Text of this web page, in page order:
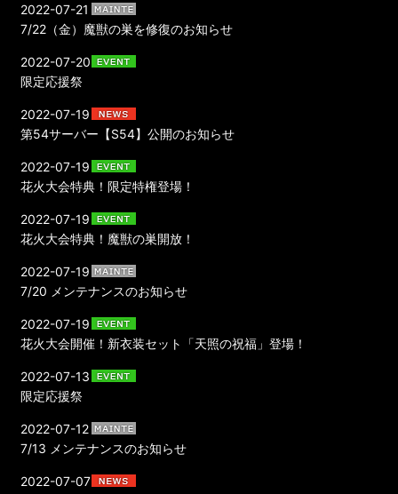
7/22（金）魔獣の巣を修復のお知らせ
2022-07-21
限定応援祭
2022-07-20
第54サーバー【S54】公開のお知らせ
2022-07-19
花火大会特典！限定特権登場！
2022-07-19
花火大会特典！魔獣の巣開放！
2022-07-19
7/20 メンテナンスのお知らせ
2022-07-19
花火大会開催！新衣装セット「天照の祝福」登場！
2022-07-19
限定応援祭
2022-07-13
7/13 メンテナンスのお知らせ
2022-07-12
2022-07-07